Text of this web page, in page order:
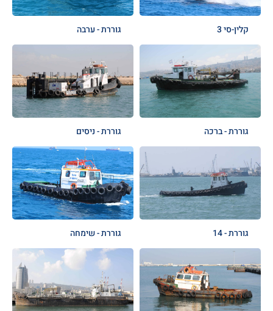
קלין-סי 3 גוררת - ערבה
גוררת - ברכה גוררת - ניסים
גוררת - 14 גוררת - שימחה